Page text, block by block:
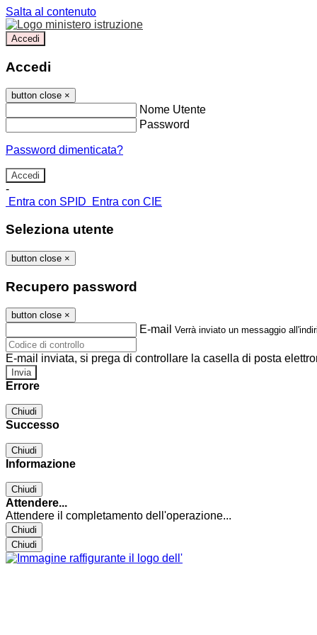
Salta al contenuto
Accedi
Accedi
button close ×
Nome Utente
Password
Password dimenticata?
-
Entra con SPID
Entra con CIE
Seleziona utente
button close ×
Recupero password
button close ×
E-mail Verrà inviato un messaggio
E-mail inviata, si prega di controllare la casella di posta
Errore
Chiudi
Successo
Chiudi
Informazione
Chiudi
Attendere...
Attendere il completamento dell'operazione...
Chiudi
Chiudi